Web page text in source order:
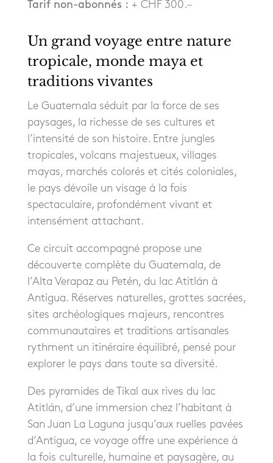
Tarif non-abonnés : + CHF 300.–
Un grand voyage entre nature
tropicale, monde maya et
traditions vivantes
Le Guatemala séduit par la force de ses
paysages, la richesse de ses cultures et
l’intensité de son histoire. Entre jungles
tropicales, volcans majestueux, villages
mayas, marchés colorés et cités coloniales,
le pays dévoile un visage à la fois
spectaculaire, profondément vivant et
intensément attachant.
Ce circuit accompagné propose une
découverte complète du Guatemala, de
l’Alta Verapaz au Petén, du lac Atitlán à
Antigua. Réserves naturelles, grottes sacrées,
sites archéologiques majeurs, rencontres
communautaires et traditions artisanales
rythment un itinéraire équilibré, pensé pour
explorer le pays dans toute sa diversité.
Des pyramides de Tikal aux rives du lac
Atitlán, d’une immersion chez l’habitant à
San Juan La Laguna jusqu’aux ruelles pavées
d’Antigua, ce voyage offre une expérience à
la fois culturelle, humaine et paysagère, au